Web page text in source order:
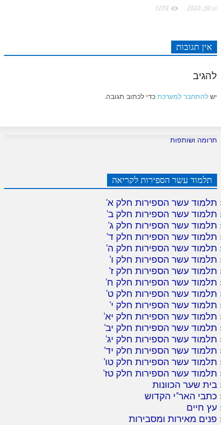
יונ 30, 2020 1278
אין תגובות
להגיב
יש להתחבר למערכת כדי לכתוב תגובה.
תרומה ושותפות
תלמוד עשר הספירות לקריאה
תלמוד עשר הספירות חלק א'
תלמוד עשר הספירות חלק ב'
תלמוד עשר הספירות חלק ג'
תלמוד עשר הספירות חלק ד'
תלמוד עשר הספירות חלק ה'
תלמוד עשר הספירות חלק ו'
תלמוד עשר הספירות חלק ז'
תלמוד עשר הספירות חלק ח'
תלמוד עשר הספירות חלק ט'
תלמוד עשר הספירות חלק י'
תלמוד עשר הספירות חלק יא'
תלמוד עשר הספירות חלק יב'
תלמוד עשר הספירות חלק יג'
תלמוד עשר הספירות חלק יד'
תלמוד עשר הספירות חלק טו'
תלמוד עשר הספירות חלק טז'
בית שער הכוונות
כתבי האר"י הקדוש
עץ חיים
פנים מאירות ומסבירות